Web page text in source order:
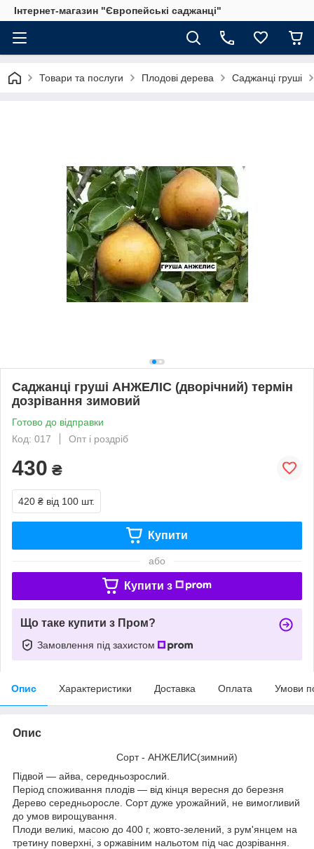
Інтернет-магазин "Європейські саджанці"
Товари та послуги Плодові дерева Саджанці груші
Саджанці груші АНЖЕЛІС (дворічний) термін
дозрівання зимовий
Готово до відправки
Код: 017
Опт і роздріб
430 ₴
420 ₴ від 100 шт.
Купити
або
Купити з
Що таке купити з Пром?
Замовлення під захистом
Опис Характеристики Доставка Оплата Умови
Опис
Сорт - АНЖЕЛИС(зимний)
Підвой — айва, середньозрослий.
Період споживання плодів — від кінця вересня до березня
Дерево середньоросле. Сорт дуже урожайний, не вимогливий
до умов вирощування.
Плоди великі, масою до 400 г, жовто-зелений, з рум'янцем на
третину поверхні, з оржавіним нальотом під час дозрівання.